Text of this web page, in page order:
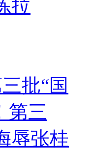
拉
批“国
第三
辱张桂